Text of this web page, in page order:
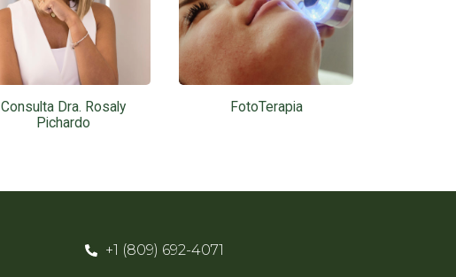
Consulta Dra. Rosaly
Pichardo
FotoTerapia
+1 (809) 692-4071